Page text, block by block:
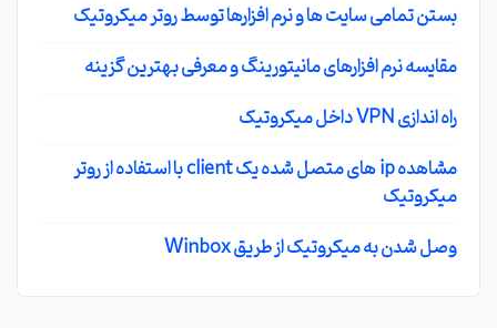
بستن تمامی سایت ها و نرم افزارها توسط روتر میکروتیک
مقایسه نرم افزارهای مانیتورینگ و معرفی بهترین گزینه
راه اندازی VPN داخل میکروتیک
مشاهده ip های متصل شده یک client با استفاده از روتر
میکروتیک
وصل شدن به میکروتیک از طریق Winbox